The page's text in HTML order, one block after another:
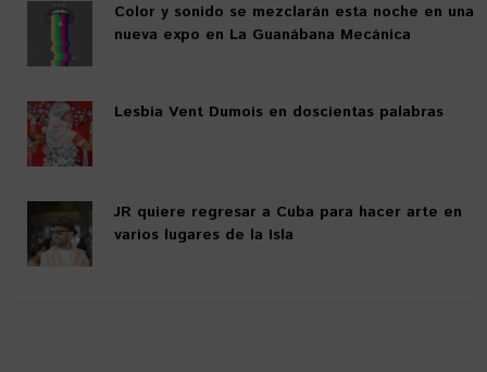
Color y sonido se mezclarán esta noche en una
nueva expo en La Guanábana Mecánica
Lesbia Vent Dumois en doscientas palabras
JR quiere regresar a Cuba para hacer arte en
varios lugares de la Isla